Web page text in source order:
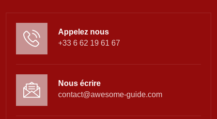
Appelez nous
+33 6 62 19 61 67
Nous écrire
contact@awesome-guide.com